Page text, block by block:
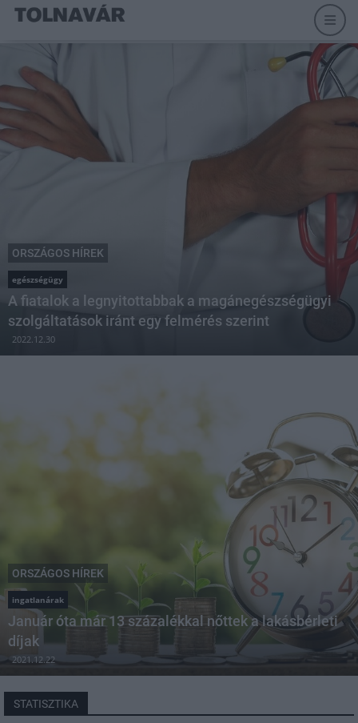
ORSZÁGOS HÍREK
egészségügy
A fiatalok a legnyitottabbak a magánegészségügyi
szolgáltatások iránt egy felmérés szerint
2022.12.30
ORSZÁGOS HÍREK
ingatlanárak
Január óta már 13 százalékkal nőttek a lakásbérleti
díjak
2021.12.22
STATISZTIKA